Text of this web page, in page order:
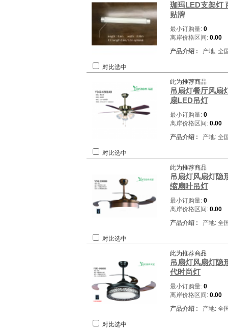
珈玛LED支架灯
贴牌
最小订购量: 0
离岸价格区间: 0.00
产品介绍 : 产地: 全
对比选中
此为推荐商品
吊扇灯餐厅风扇
扇LED吊灯
最小订购量: 0
离岸价格区间: 0.00
产品介绍 : 产地: 全
对比选中
此为推荐商品
吊扇灯风扇灯隐
缩扇叶吊灯
最小订购量: 0
离岸价格区间: 0.00
产品介绍 : 产地: 全
对比选中
此为推荐商品
吊扇灯风扇灯隐
代时尚灯
最小订购量: 0
离岸价格区间: 0.00
产品介绍 : 产地: 全
对比选中